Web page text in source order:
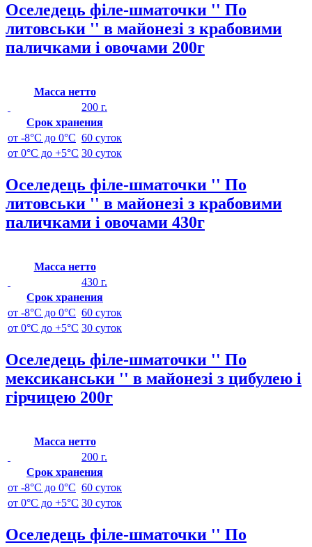
Оселедець філе-шматочки '' По
литовськи '' в майонезі з крабовими
паличками і овочами 200г
Масса нетто
200 г.
Срок хранения
от -8°C до 0°C 60 суток
от 0°C до +5°C 30 суток
Оселедець філе-шматочки '' По
литовськи '' в майонезі з крабовими
паличками і овочами 430г
Масса нетто
430 г.
Срок хранения
от -8°C до 0°C 60 суток
от 0°C до +5°C 30 суток
Оселедець філе-шматочки '' По
мексиканськи '' в майонезі з цибулею і
гірчицею 200г
Масса нетто
200 г.
Срок хранения
от -8°C до 0°C 60 суток
от 0°C до +5°C 30 суток
Оселедець філе-шматочки '' По